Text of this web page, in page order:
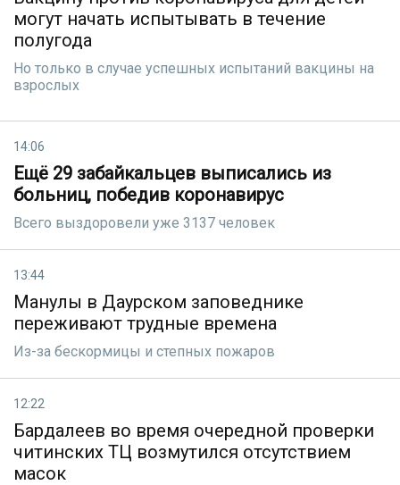
могут начать испытывать в течение
полугода
Но только в случае успешных испытаний вакцины на
взрослых
14:06
Ещё 29 забайкальцев выписались из
больниц, победив коронавирус
Всего выздоровели уже 3137 человек
13:44
Манулы в Даурском заповеднике
переживают трудные времена
Из-за бескормицы и степных пожаров
12:22
Бардалеев во время очередной проверки
читинских ТЦ возмутился отсутствием
масок